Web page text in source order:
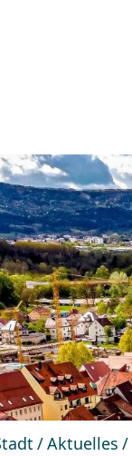
Aktuelles